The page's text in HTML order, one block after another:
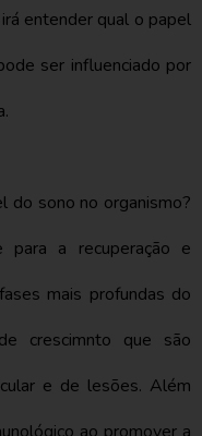
entender qual o papel
ser influenciado por
do sono no organismo?
para a recuperação e
mais profundas do
crescimnto que são
e de lesões. Além